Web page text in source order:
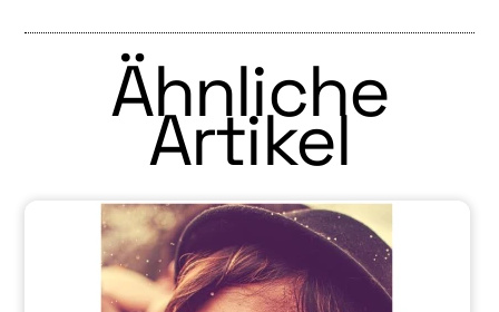
Ähnliche
Artikel